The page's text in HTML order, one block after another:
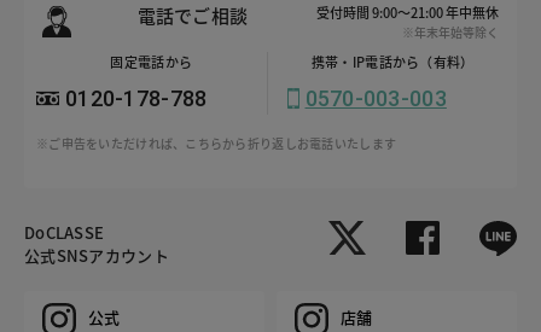
電話でご相談 受付時間 9:00～21:00 年中無休
※年末年始等除く
固定電話から
0120-178-788
携帯・IP電話から（有料）
0570-003-003
※ご申告をいただければ、こちらから折り返しお電話いたします
DoCLASSE
公式SNSアカウント
公式 店舗